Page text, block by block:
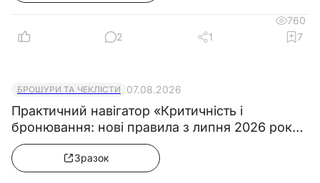
760
2
1 7
БРОШУРИ ТА ЧЕКЛІСТИ 07.08.2026
Практичний навігатор «Критичність і
бронювання: нові правила з липня 2026 року
& Колекція зразків документів»
Зразок